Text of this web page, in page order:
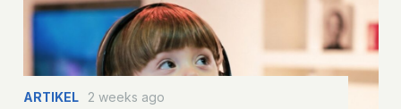
ARTIKEL 2 weeks ago